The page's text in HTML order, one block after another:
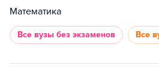
Математика
Все вузы без экзаменов Все